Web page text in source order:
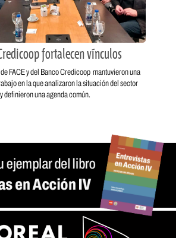
fortalecen vínculos
FACE y del Banco Credicoop mantuvieron una
en la que analizaron la situación del sector
definieron una agenda común.